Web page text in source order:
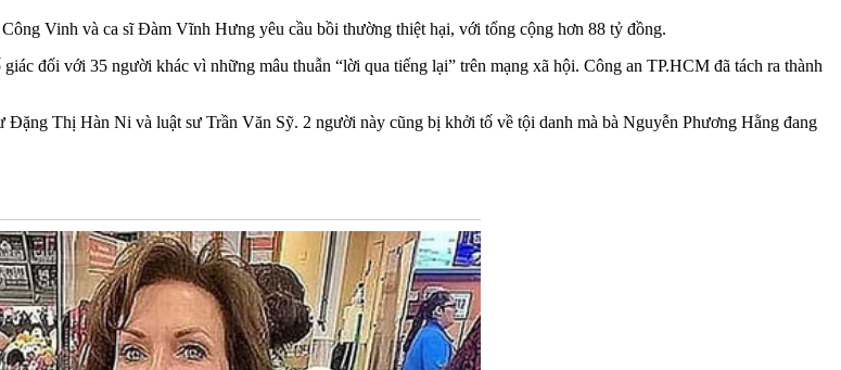
Vinh và ca sĩ Đàm Vĩnh Hưng yêu cầu bồi thường thiệt hại, với tổng cộng hơn 88 tỷ đồng.
đối với 35 người khác vì những mâu thuẫn “lời qua tiếng lại” trên mạng xã hội. Công an TP.HCM đã tách ra thành
Thị Hàn Ni và luật sư Trần Văn Sỹ. 2 người này cũng bị khởi tố về tội danh mà bà Nguyễn Phương Hằng đang